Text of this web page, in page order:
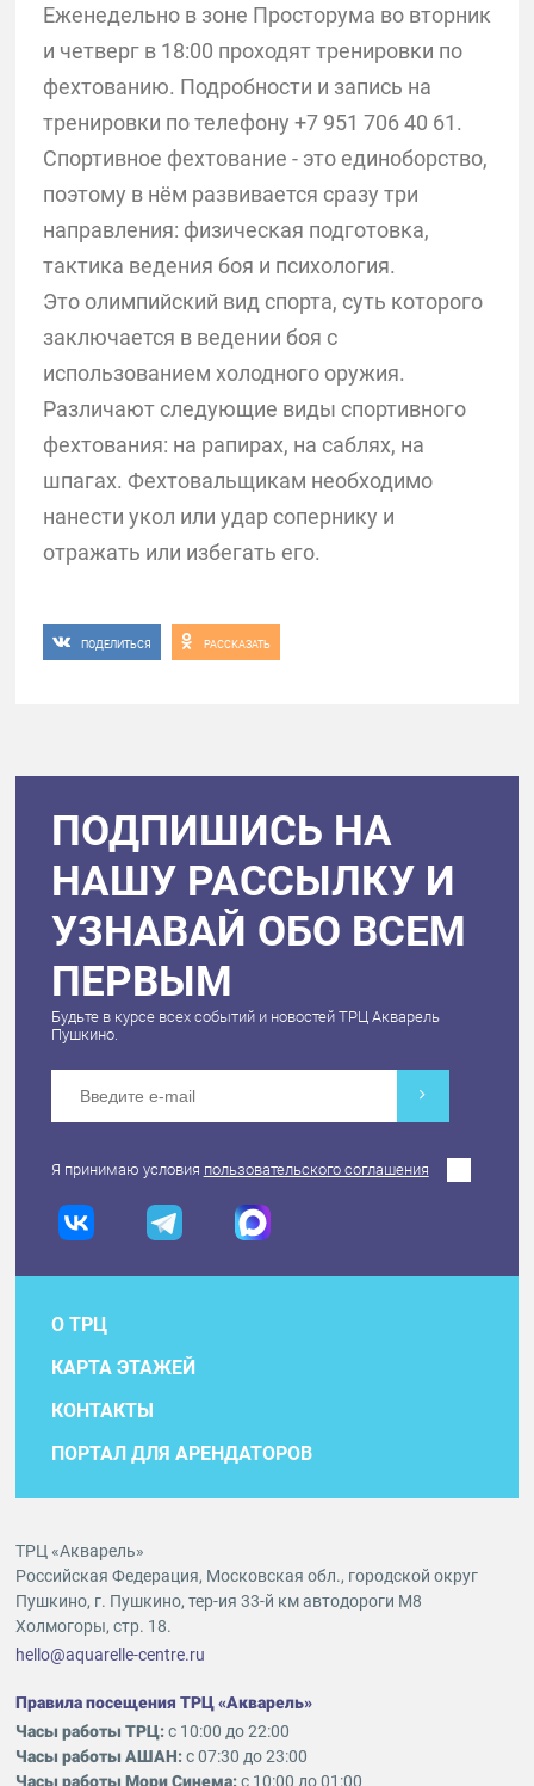
Еженедельно в зоне Просторума во вторник
и четверг в 18:00 проходят тренировки по
фехтованию. Подробности и запись на
тренировки по телефону +7 951 706 40 61.
Спортивное фехтование - это единоборство,
поэтому в нём развивается сразу три
направления: физическая подготовка,
тактика ведения боя и психология.
Это олимпийский вид спорта, суть которого
заключается в ведении боя с
использованием холодного оружия.
Различают следующие виды спортивного
фехтования: на рапирах, на саблях, на
шпагах. Фехтовальщикам необходимо
нанести укол или удар сопернику и
отражать или избегать его.
ПОДЕЛИТЬСЯ РАССКАЗАТЬ
ПОДПИШИСЬ НА
НАШУ РАССЫЛКУ И
УЗНАВАЙ ОБО ВСЕМ
ПЕРВЫМ
Будьте в курсе всех событий и новостей ТРЦ Акварель
Пушкино.
Я принимаю условия пользовательского соглашения
О ТРЦ
КАРТА ЭТАЖЕЙ
КОНТАКТЫ
ПОРТАЛ ДЛЯ АРЕНДАТОРОВ
ТРЦ «Акварель»
Российская Федерация, Московская обл., городской округ
Пушкино, г. Пушкино, тер-ия 33-й км автодороги М8
Холмогоры, стр. 18.
hello@aquarelle-centre.ru
Правила посещения ТРЦ «Акварель»
Часы работы ТРЦ:с 10:00 до 22:00
Часы работы АШАН:с 07:30 до 23:00
Часы работы Мори Синема:с 10:00 до 01:00